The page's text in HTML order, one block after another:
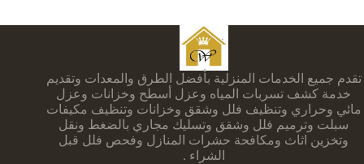
تقدم جميع الخدمات المنزلية بأفضل الطرق والمعدات وتقديم
خدمة كشف تسربات المياه وعزل أسطح وخزانات وعزل
مائي وحراري وتنظيف فلل وشقق وخزانات وتنظيف مكيفات
سبلت وترميم فلل وشقق وتسليك مجاري بالضغط ونقل
وتخزين اثاث ومكافحة حشرات المنازل وفحص فلل قبل
الشراء .